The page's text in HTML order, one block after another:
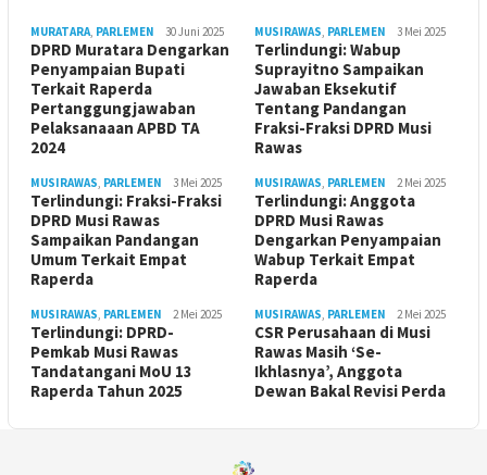
MURATARA, PARLEMEN 30 Juni 2025
DPRD Muratara Dengarkan
Penyampaian Bupati
Terkait Raperda
Pertanggungjawaban
Pelaksanaaan APBD TA
2024
MUSIRAWAS, PARLEMEN 3 Mei 2025
Terlindungi: Wabup
Suprayitno Sampaikan
Jawaban Eksekutif
Tentang Pandangan
Fraksi-Fraksi DPRD Musi
Rawas
MUSIRAWAS, PARLEMEN 3 Mei 2025
Terlindungi: Fraksi-Fraksi
DPRD Musi Rawas
Sampaikan Pandangan
Umum Terkait Empat
Raperda
MUSIRAWAS, PARLEMEN 2 Mei 2025
Terlindungi: Anggota
DPRD Musi Rawas
Dengarkan Penyampaian
Wabup Terkait Empat
Raperda
MUSIRAWAS, PARLEMEN 2 Mei 2025
Terlindungi: DPRD-
Pemkab Musi Rawas
Tandatangani MoU 13
Raperda Tahun 2025
MUSIRAWAS, PARLEMEN 2 Mei 2025
CSR Perusahaan di Musi
Rawas Masih ‘Se-
Ikhlasnya’, Anggota
Dewan Bakal Revisi Perda ‎